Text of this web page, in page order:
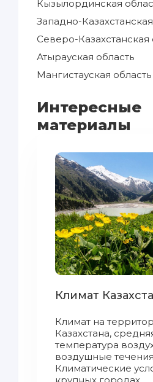
Кызылординская
Западно-
Северо-Казахстанская
Атырауская область
Мангистауская область
Интересные
материалы
Климат
Климат на
Казахстана,
температура
воздушные
Климатические